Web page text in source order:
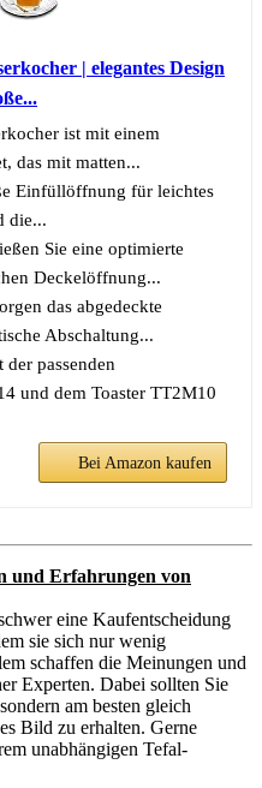
| elegantes Design
ist mit einem
das mit matten...
Einfüllöffnung für leichtes
die...
Sie eine optimierte
Deckelöffnung...
das abgedeckte
Abschaltung...
passenden
und dem Toaster TT2M10
Bei Amazon kaufen
und Erfahrungen von
eine Kaufentscheidung
sie sich nur wenig
schaffen die Meinungen und
Experten. Dabei sollten Sie
am besten gleich
Bild zu erhalten. Gerne
unabhängigen Tefal-